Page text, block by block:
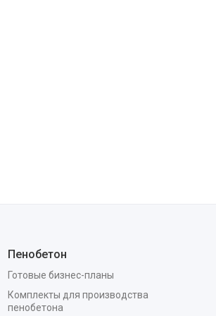
Пенобетон
Готовые бизнес-планы
Комплекты для производства
пенобетона